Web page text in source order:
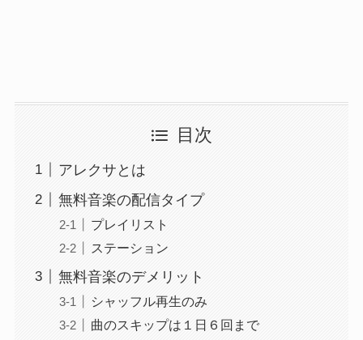
目次
アレクサとは
無料音楽の配信タイプ
プレイリスト
ステーション
無料音楽のデメリット
シャッフル再生のみ
曲のスキップは１日６回まで